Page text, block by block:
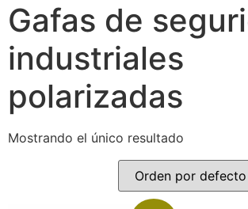
Gafas de
industriales
polarizadas
Mostrando el único resultado